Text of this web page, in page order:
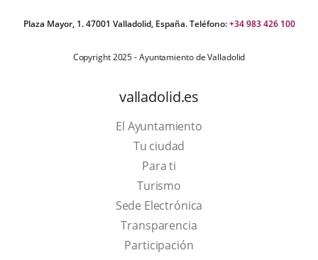
Plaza Mayor, 1. 47001 Valladolid, España. Teléfono:+34 983 426 100
Copyright 2025 - Ayuntamiento de Valladolid
valladolid.es
El Ayuntamiento
Tu ciudad
Para ti
TurismoThis
link
will
open
Sede Electrónica
Transparencia
Participación